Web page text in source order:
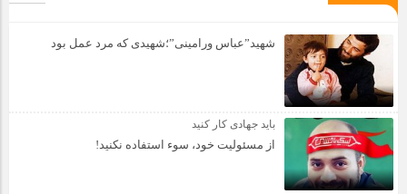
شهید”عباس ورامینی”؛شهیدی که مرد عمل بود
باید جهادی کار کنید
از مسئولیت خود، سوء استفاده نکنید!